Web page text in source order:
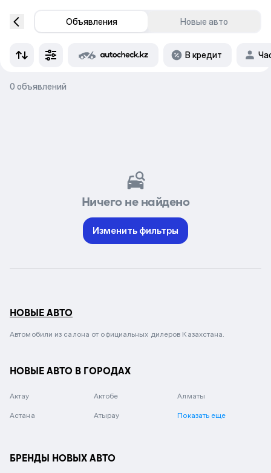
Объявления Новые авто
В кредит
0 объявлений
Ничего не найдено
Изменить фильтры
НОВЫЕ АВТО
Автомобили из салона от официальных дилеров Казахстана.
НОВЫЕ АВТО В ГОРОДАХ
Актау Актобе Алматы
Астана Атырау Показать еще
БРЕНДЫ НОВЫХ АВТО